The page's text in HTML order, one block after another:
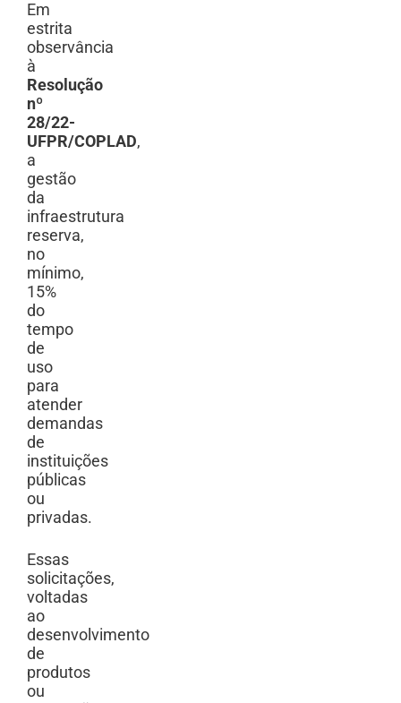
Em
estrita
observância
à
Resolução
nº
28/22-
UFPR/COPLAD,
a
gestão
da
infraestrutura
reserva,
no
mínimo,
15%
do
tempo
de
uso
para
atender
demandas
de
instituições
públicas
ou
privadas.
Essas
solicitações,
voltadas
ao
desenvolvimento
de
produtos
ou